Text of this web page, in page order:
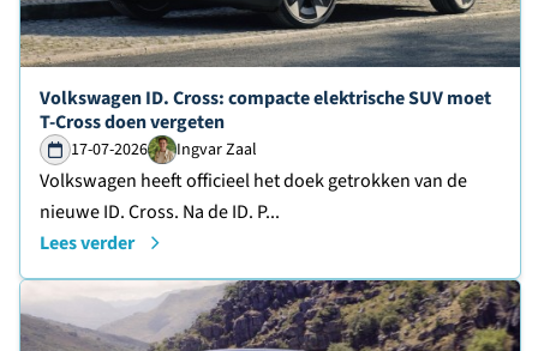
Lees verder over
Volkswagen ID. Cross: compacte elektrische SUV moet
T-Cross doen vergeten
17-07-2026 Ingvar Zaal
Volkswagen heeft officieel het doek getrokken van de
nieuwe ID. Cross. Na de ID. P...
Lees verder